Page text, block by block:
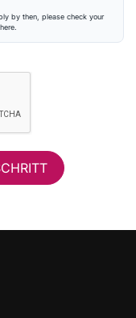
by then, please check your